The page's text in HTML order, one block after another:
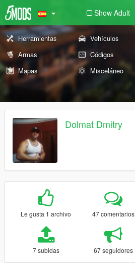
Show Adult
Herramientas Vehículos
Armas
Códigos
Mapas
Misceláneo
Dolmat Dmitry
Le gusta 1 archivo 47 comentarios
7 subidas 67 seguidores